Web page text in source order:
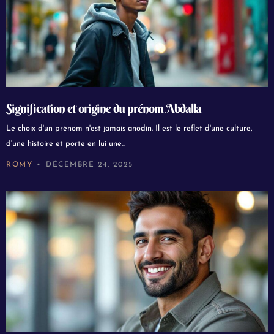
Signification et origine du prénom Abdalla
Le choix d'un prénom n'est jamais anodin. Il est le reflet d'une culture,
d'une histoire et porte en lui une...
ROMY DÉCEMBRE 24, 2025